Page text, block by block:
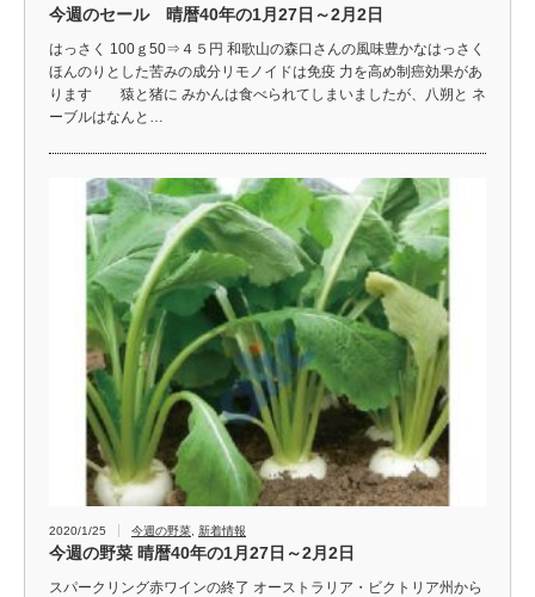
今週のセール 晴暦40年の1月27日～2月2日
はっさく 100ｇ50⇒４５円 和歌山の森口さんの風味豊かなはっさく
ほんのりとした苦みの成分リモノイドは免疫 力を高め制癌効果があ
ります 猿と猪に みかんは食べられてしまいましたが、八朔と ネ
ーブルはなんと…
2020/1/25 今週の野菜 新着情報
今週の野菜 晴暦40年の1月27日～2月2日
スパークリング赤ワインの終了 オーストラリア・ビクトリア州から